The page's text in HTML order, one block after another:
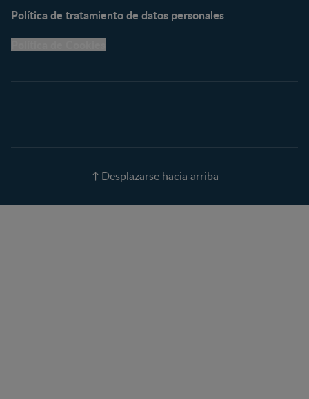
Herramientas
Calculadora de color de
Política de tratamiento de datos personales
Desplazarse hacia arriba